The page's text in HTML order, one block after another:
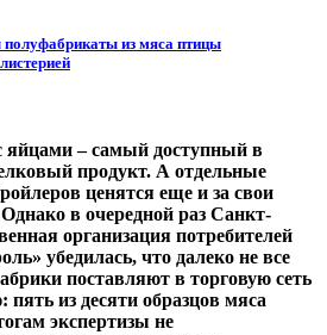
из мяса птицы
яйцами – самый доступный в
продукт. А отдельные
ценятся еще и за свои
в очередной раз Санкт-
организация потребителей
убедилась, что далеко не все
поставляют в торговую сеть
из десяти образцов мяса
экспертизы не